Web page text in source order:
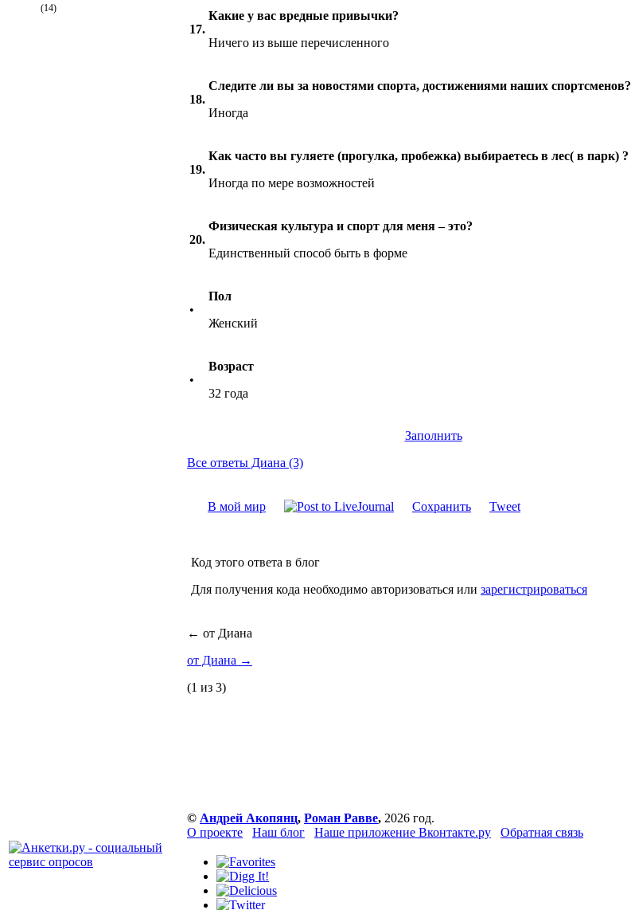
(14)
17.
Какие у вас вредные привычки?
Ничего из выше перечисленного
18.
Следите ли вы за новостями спорта, достижениями наших спортсменов?
Иногда
19.
Как часто вы гуляете (прогулка, пробежка) выбираетесь в лес( в парк) ?
Иногда по мере возможностей
20.
Физическая культура и спорт для меня – это?
Единственный способ быть в форме
•
Пол
Женский
•
Возраст
32 года
Заполнить
Все ответы Диана (3)
В мой мир Сохранить Tweet
Код этого ответа в блог
Для получения кода необходимо авторизоваться или зарегистрироваться
← от Диана
от Диана →
(1 из 3)
© Андрей Акопянц, Роман Равве, 2026 год.
О проекте
Наш блог Наше приложение Вконтакте.ру Обратная связь